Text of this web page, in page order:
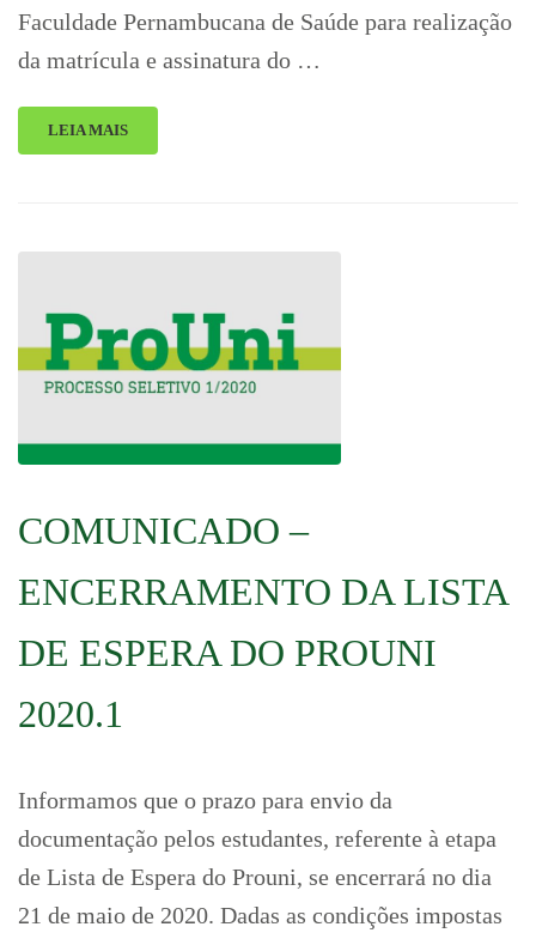
Faculdade Pernambucana de Saúde para realização
da matrícula e assinatura do …
LEIA MAIS
COMUNICADO –
ENCERRAMENTO DA LISTA
DE ESPERA DO PROUNI
2020.1
Informamos que o prazo para envio da
documentação pelos estudantes, referente à etapa
de Lista de Espera do Prouni, se encerrará no dia
21 de maio de 2020. Dadas as condições impostas